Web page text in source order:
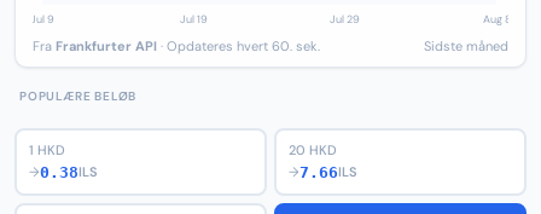
Fra Frankfurter API · Opdateres hvert 60. sek. Sidste måned
POPULÆRE BELØB
1 HKD
→0.38ILS
20 HKD
→7.66ILS